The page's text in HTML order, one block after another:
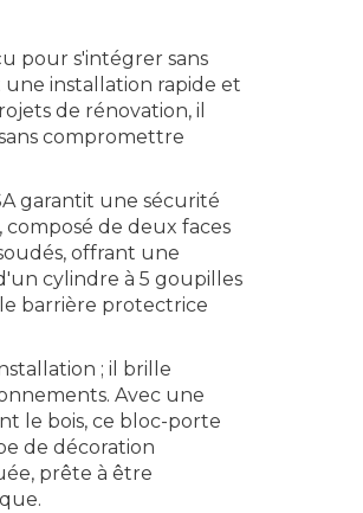
pour s'intégrer sans
installation rapide et
de rénovation, il
compromettre
garantit une sécurité
de deux faces
offrant une
cylindre à 5 goupilles
barrière protectrice
; il brille
Avec une
le bois, ce bloc-porte
de décoration
prête à être